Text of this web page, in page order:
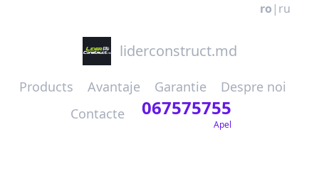
ro | ru
liderconstruct.md
Products Avantaje Garantie
Despre noi
Contacte
067575755
Apel